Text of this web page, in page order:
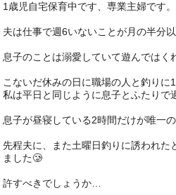
1歳児自宅保育中です、専業主婦です。
夫は仕事で週6いないことが月の半分
息子のことは溺愛していて遊んではく
こないだ休みの日に職場の人と釣りに
私は平日と同じように息子とふたりで
息子が昼寝している2時間だけが唯一の
先程夫に、また土曜日釣りに誘われ
ました🥲
許すべきでしょうか…